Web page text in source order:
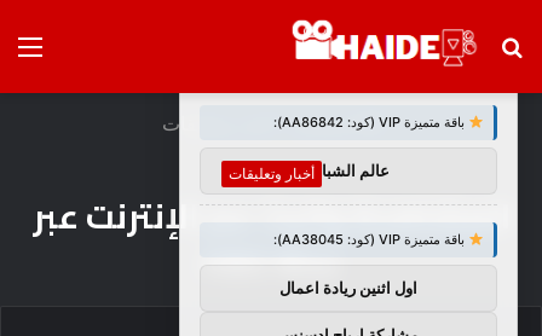
بحث
الرئيسية/أخبار وتعليقات
أخبار وتعليقات
المشاهدة والبث عبر الإنترنت عبر
HBO Max
توصيات :
باقة متميزة VIP (كود: AA86842):
عالم الشباب
باقة متميزة VIP (كود: AA38045):
اول اثنين ريادة اعمال